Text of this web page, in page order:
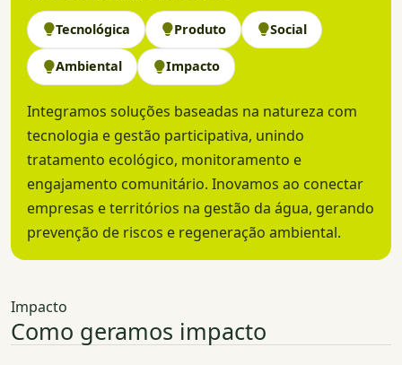
Tecnológica Produto Social
Ambiental Impacto
Integramos soluções baseadas na natureza com
tecnologia e gestão participativa, unindo
tratamento ecológico, monitoramento e
engajamento comunitário. Inovamos ao conectar
empresas e territórios na gestão da água, gerando
prevenção de riscos e regeneração ambiental.
Impacto
Como geramos impacto